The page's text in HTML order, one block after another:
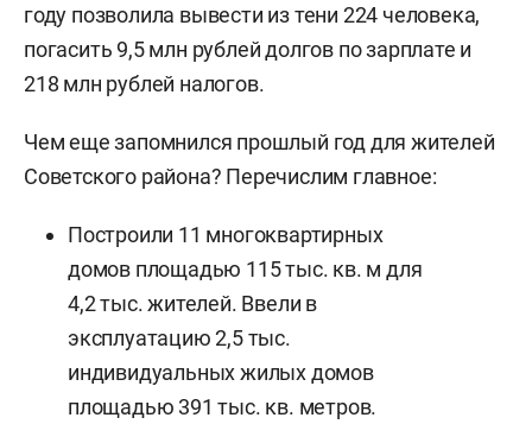
году позволила вывести из тени 224 человека,
погасить 9,5 млн рублей долгов по зарплате и
218 млн рублей налогов.
Чем еще запомнился прошлый год для жителей
Советского района? Перечислим главное:
Построили 11 многоквартирных
домов площадью 115 тыс. кв. м для
4,2 тыс. жителей. Ввели в
эксплуатацию 2,5 тыс.
индивидуальных жилых домов
площадью 391 тыс. кв. метров.